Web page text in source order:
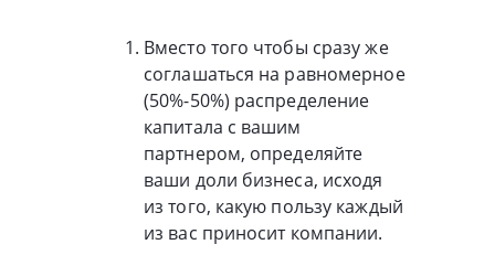
Вместо того чтобы сразу же
соглашаться на равномерное
(50%-50%) распределение
капитала с вашим
партнером, определяйте
ваши доли бизнеса, исходя
из того, какую пользу каждый
из вас приносит компании.